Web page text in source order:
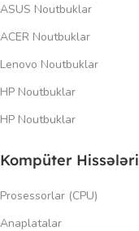
ASUS Noutbuklar
ACER Noutbuklar
Lenovo Noutbuklar
HP Noutbuklar
HP Noutbuklar
Kompüter Hissələri
Prosessorlar (CPU)
Anaplatalar